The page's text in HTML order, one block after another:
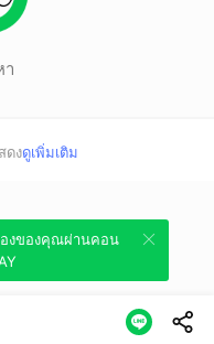
า
ดงดูเพิ่มเติม
ทนต์นี้บน
งของคุณผ่านคอน